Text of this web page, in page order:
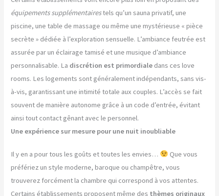
équipements supplémentairestels qu’un sauna privatif, une
piscine, une table de massage ou même une mystérieuse « pièce
secrète » dédiée à l’exploration sensuelle. L’ambiance feutrée est
assurée par un éclairage tamisé et une musique d’ambiance
personnalisable. La discrétion est primordiale dans ces love
rooms. Les logements sont généralement indépendants, sans vis-
à-vis, garantissant une intimité totale aux couples. L’accès se fait
souvent de manière autonome grâce à un code d’entrée, évitant
ainsi tout contact gênant avec le personnel.
Une expérience sur mesure pour une nuit inoubliable
Il y en a pour tous les goûts et toutes les envies…
Que vous
préfériez un style moderne, baroque ou champêtre, vous
trouverez forcément la chambre qui correspond à vos attentes.
Certains établissements proposent même des thèmes originaux